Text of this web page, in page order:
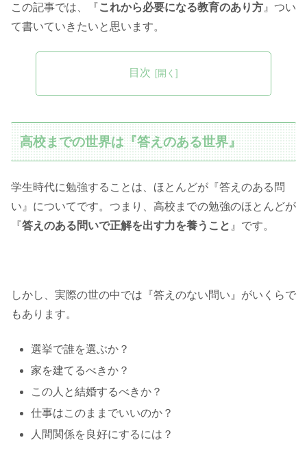
この記事では、『これから必要になる教育のあり方 』つい
て書いていきたいと思います。
目次
高校までの世界は『答えのある世界』
学生時代に勉強することは、ほとんどが『答えのある問
い』についてです。つまり、高校までの勉強のほとんどが
『答えのある問いで正解を出す力を養うこと 』です。
しかし、実際の世の中では『答えのない問い』がいくらで
もあります。
選挙で誰を選ぶか？
家を建てるべきか？
この人と結婚するべきか？
仕事はこのままでいいのか？
人間関係を良好にするには？